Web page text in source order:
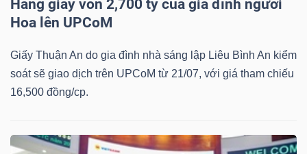
Hãng giấy vốn 2,700 tỷ của gia đình người
Hoa lên UPCoM
Giấy Thuận An do gia đình nhà sáng lập Liêu Bình An kiểm
soát sẽ giao dịch trên UPCoM từ 21/07, với giá tham chiếu
16,500 đồng/cp.